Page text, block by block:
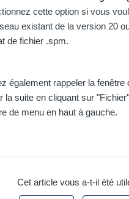
cette option si vous
existant de la version 20
de fichier .spm.
également rappeler la fenêtre
la suite en cliquant sur
de menu en haut à gauche.
Cet article vous a-t-il été